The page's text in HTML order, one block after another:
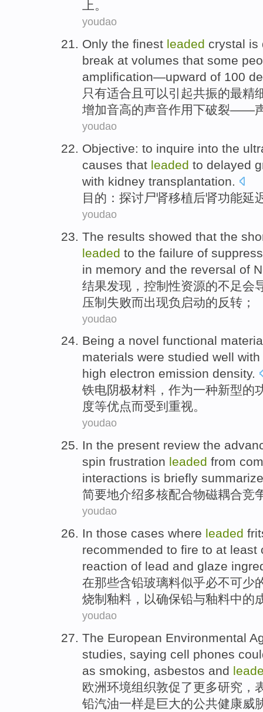
上。
youdao
Only the finest leaded crystal is
break at volumes that some
amplification—upward of 100
只有适合且 可以引起共振的最精
增加音高的声音作用下破裂——声
youdao
Objective: to inquire into the
causes that leaded to delayed
with kidney transplantation.
目的 ： 探讨尸肾移植后肾功能延
youdao
The results showed that the
leaded to the failure of
in memory and the reversal of
结果发现 ， 控制性资源的不足会
压制失败而出现负启动的反转 ；
youdao
Being a novel functional
materials were studied well with
high electron emission density.
铁电阴极材料 ， 作为一种新型的
度等优点而受到重视。
youdao
In the present review the
spin frustration leaded from
interactions is briefly
简要地介绍多核配合物磁耦合竞
youdao
In those cases where leaded
recommended to fire to at least
reaction of lead and glaze
在那些含铅玻璃料似乎必不可少
烧制 釉料， 以确保铅与釉料中的
youdao
The European Environmental
studies, saying cell phones
as smoking, asbestos and
欧洲环境组织敦促了更多研究 ，
铅汽油一样是巨大的公共健康威